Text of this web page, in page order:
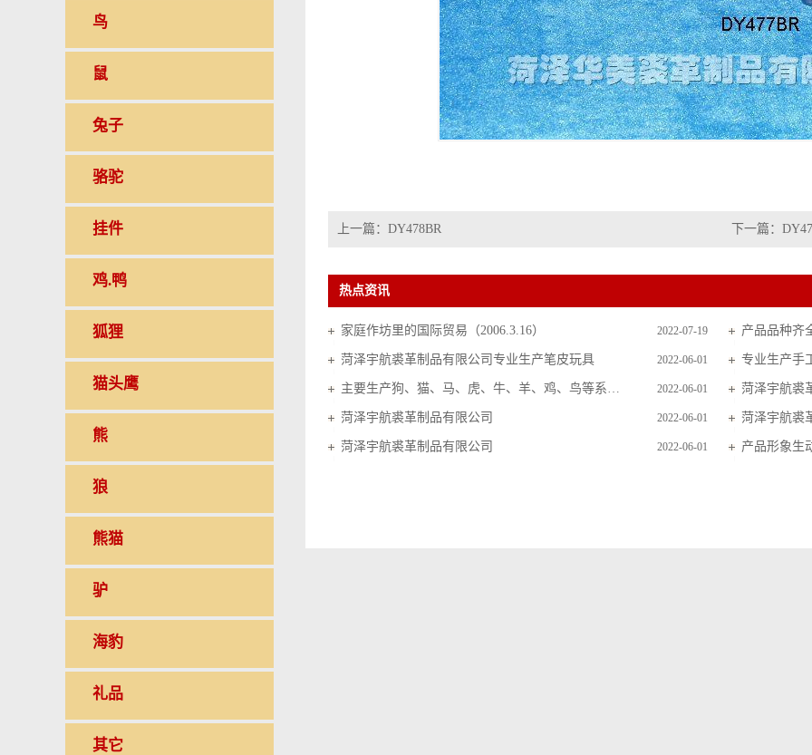
鸟
鼠
兔子
骆驼
挂件
鸡.鸭
狐狸
猫头鹰
熊
狼
熊猫
驴
海豹
礼品
其它
上一篇： DY478BR 下一篇：
热点资讯
2022-07-19
家庭作坊里的国际贸易（2006.3.16） 产品品种齐
2022-06-01
菏泽宇航裘革制品有限公司专业生产笔皮玩具 专业生产手
2022-06-01
主要生产狗、猫、马、虎、牛、羊、鸡、鸟等系列毛皮玩具 菏泽宇航裘
2022-06-01
菏泽宇航裘革制品有限公司 菏泽宇航裘
2022-06-01
菏泽宇航裘革制品有限公司 产品形象生